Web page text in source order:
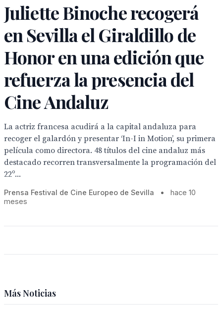
Juliette Binoche recogerá
en Sevilla el Giraldillo de
Honor en una edición que
refuerza la presencia del
Cine Andaluz
La actriz francesa acudirá a la capital andaluza para
recoger el galardón y presentar ‘In-I in Motion’, su primera
película como directora. 48 títulos del cine andaluz más
destacado recorren transversalmente la programación del
22º...
Prensa Festival de Cine Europeo de Sevilla •
hace 10
meses
Más Noticias